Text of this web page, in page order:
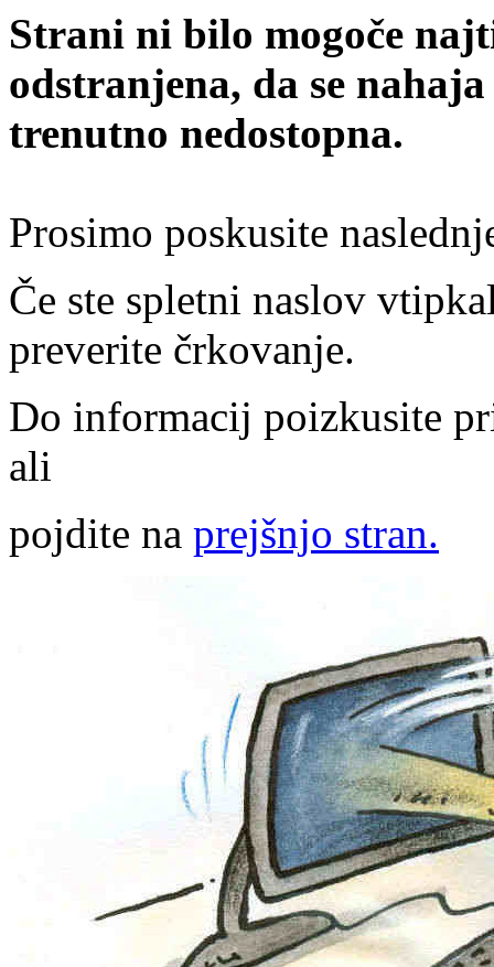
Strani ni bilo mogoče
odstranjena, da se
trenutno nedostopna.
Prosimo poskusite
Če ste spletni naslov
preverite črkovanje.
Do informacij poizkusite
ali
pojdite na prejšnjo stran.